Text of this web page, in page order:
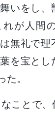
いをし
が人間
無礼で理
を宝とし
。
ことで、